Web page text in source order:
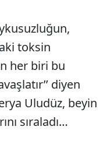
toksin
her biri bu
diyen
Uludüz, beyin
sıraladı…